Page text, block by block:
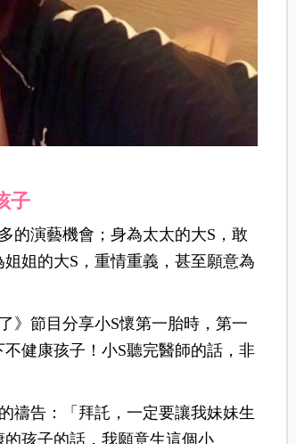
子
的演藝機會；身為太太的大S，敢
姐的大S，重情重義，甚至願意為
》節目分享小S懷第一胎時，第一
健康孩子！小S聽完醫師的話，非
禱告：「拜託，一定要讓我妹妹生
孩子的話，我願意生這個小